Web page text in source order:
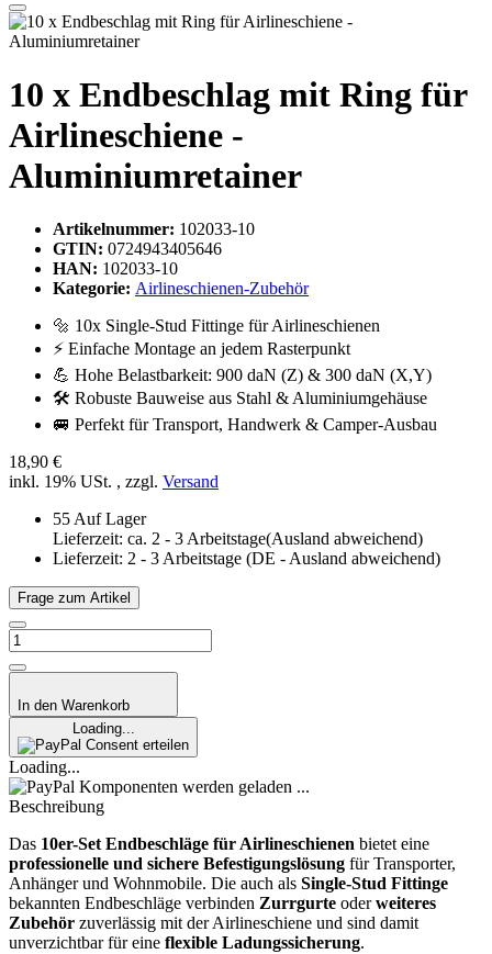
10 x Endbeschlag mit Ring für
Airlineschiene -
Aluminiumretainer
Artikelnummer: 102033-10
GTIN: 0724943405646
HAN: 102033-10
Kategorie: Airlineschienen-Zubehör
🔩 10x Single-Stud Fittinge für Airlineschienen
⚡ Einfache Montage an jedem Rasterpunkt
💪 Hohe Belastbarkeit: 900 daN (Z) & 300 daN (X,Y)
🛠️ Robuste Bauweise aus Stahl & Aluminiumgehäuse
🚐 Perfekt für Transport, Handwerk & Camper-Ausbau
18,90 €
inkl. 19% USt. , zzgl. Versand
55 Auf Lager
Lieferzeit: ca. 2 - 3 Arbeitstage(Ausland abweichend)
Lieferzeit: 2 - 3 Arbeitstage (DE - Ausland abweichend)
Frage zum Artikel
In den Warenkorb
Loading...
Consent erteilen
Loading...
Komponenten werden geladen ...
Beschreibung
Das 10er-Set Endbeschläge für Airlineschienen bietet eine
professionelle und sichere Befestigungslösung für Transporter,
Anhänger und Wohnmobile. Die auch als Single-Stud Fittinge
bekannten Endbeschläge verbinden Zurrgurte oderweiteres
Zubehör zuverlässig mit der Airlineschiene und sind damit
unverzichtbar für eine flexible Ladungssicherung.